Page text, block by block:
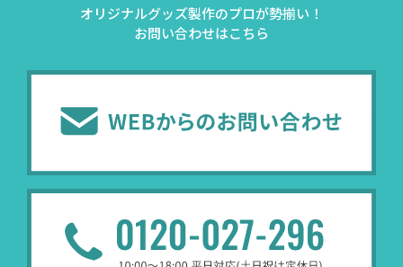
オリジナルグッズ製作のプロが勢揃い！
お問い合わせはこちら